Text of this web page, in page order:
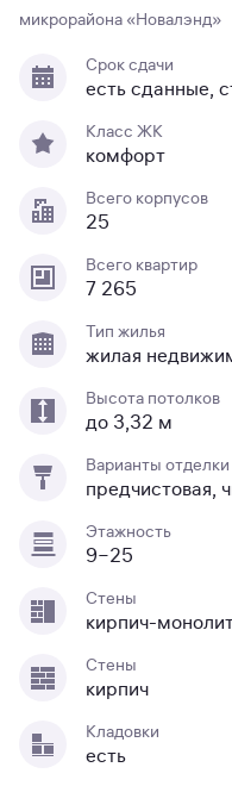
микрорайона «Новалэнд»
Срок сдачи
есть сданные,
Класс ЖК
комфорт
Всего корпусов
25
Всего квартир
7 265
Тип жилья
жилая
Высота потолков
до 3,32 м
Варианты отделки
предчистовая,
Этажность
9−25
Стены
кирпич-
Стены
кирпич
Кладовки
есть